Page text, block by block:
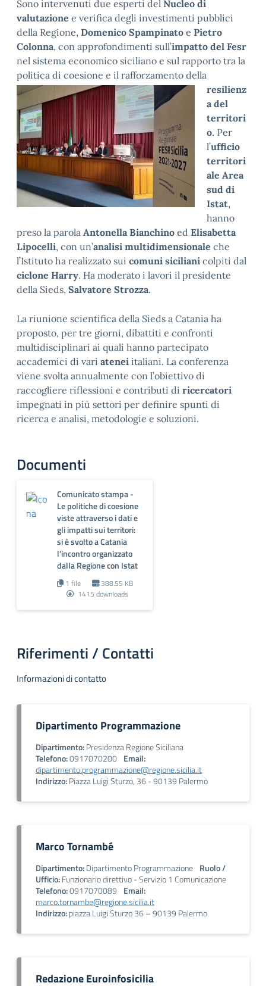
Sono intervenuti due esperti del Nucleo di
valutazione e verifica degli investimenti pubblici
della Regione, Domenico Spampinato e Pietro
Colonna, con approfondimenti sull’impatto del Fesr
nel sistema economico siciliano e sul rapporto tra la
politica di coesione e il rafforzamento della
resilienz
a del
territori
o. Per
l’ufficio
territori
ale Area
sud di
Istat,
hanno
preso la parola Antonella Bianchino ed Elisabetta
Lipocelli, con un’analisi multidimensionale che
l’Istituto ha realizzato sui comuni siciliani colpiti dal
ciclone Harry. Ha moderato i lavori il presidente
della Sieds, Salvatore Strozza.
La riunione scientifica della Sieds a Catania ha
proposto, per tre giorni, dibattiti e confronti
multidisciplinari ai quali hanno partecipato
accademici di vari atenei italiani. La conferenza
viene svolta annualmente con l’obiettivo di
raccogliere riflessioni e contributi di ricercatori
impegnati in più settori per definire spunti di
ricerca e analisi, metodologie e soluzioni.
Documenti
Comunicato stampa -
Le politiche di coesione
viste attraverso i dati e
gli impatti sui territori:
si è svolto a Catania
l'incontro organizzato
dalla Regione con Istat
1 file
388.55 KB
1415 downloads
Riferimenti / Contatti
Informazioni di contatto
Dipartimento Programmazione
Dipartimento:Presidenza Regione Siciliana
Telefono:0917070200 Email:
dipartimento.programmazione@regione.sicilia.it
Indirizzo:Piazza Luigi Sturzo, 36 - 90139 Palermo
Marco Tornambé
Dipartimento:Dipartimento Programmazione Ruolo /
Ufficio:Funzionario direttivo - Servizio 1 Comunicazione
Telefono:0917070089 Email:
marco.tornambe@regione.sicilia.it
Indirizzo:piazza Luigi Sturzo 36 – 90139 Palermo
Redazione Euroinfosicilia